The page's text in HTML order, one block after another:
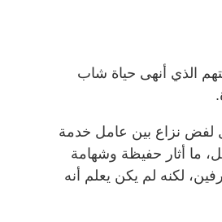
الذي أنهى حياة شاب
نزاع بين عامل خدمة
ما أثار حفيظة وشهامة
لكنه لم يكن يعلم أنه